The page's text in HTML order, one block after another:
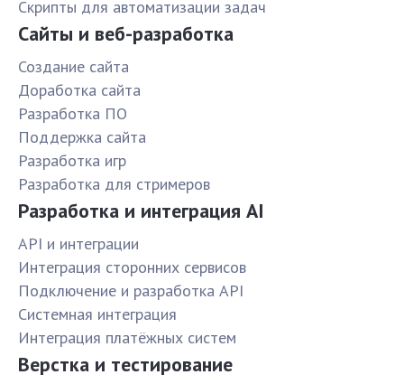
Скрипты для автоматизации задач
Сайты и веб-разработка
Создание сайта
Доработка сайта
Разработка ПО
Поддержка сайта
Разработка игр
Разработка для стримеров
Разработка и интеграция AI
API и интеграции
Интеграция сторонних сервисов
Подключение и разработка API
Системная интеграция
Интеграция платёжных систем
Верстка и тестирование